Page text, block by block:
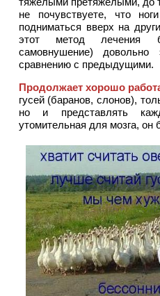
не почувствуете, что
подниматься вверх на
этот метод лечения
самовнушение)
сравнению с предыдущими.
Продолжает хорошо
гусей (баранов, слонов),
но и представлять
утомительная для мозга, он